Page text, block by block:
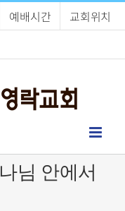
예배시간
교회위치
님 안에서